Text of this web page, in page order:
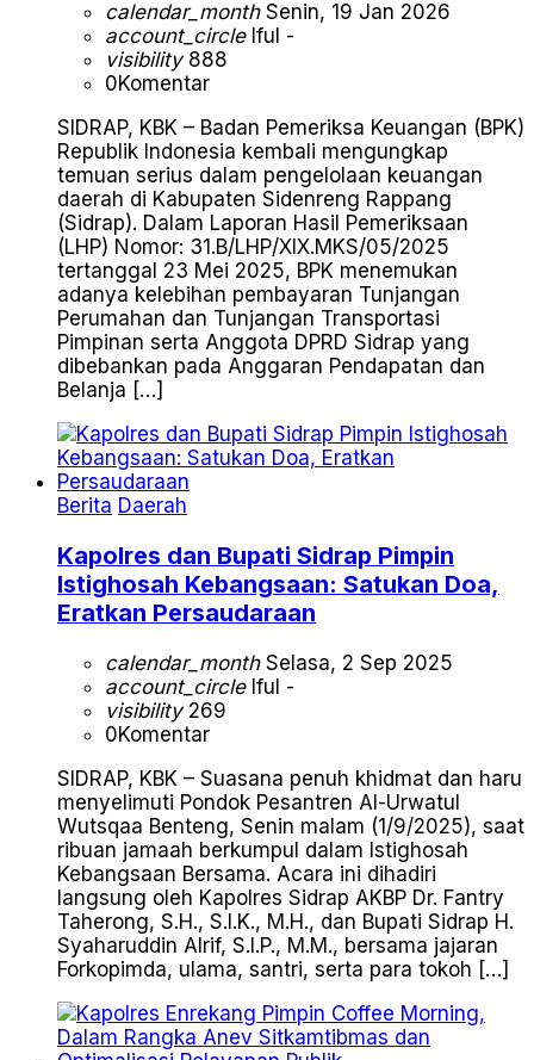
calendar_monthSenin, 19 Jan 2026
account_circleIful -
visibility888
0Komentar
SIDRAP, KBK – Badan Pemeriksa Keuangan (BPK)
Republik Indonesia kembali mengungkap
temuan serius dalam pengelolaan keuangan
daerah di Kabupaten Sidenreng Rappang
(Sidrap). Dalam Laporan Hasil Pemeriksaan
(LHP) Nomor: 31.B/LHP/XIX.MKS/05/2025
tertanggal 23 Mei 2025, BPK menemukan
adanya kelebihan pembayaran Tunjangan
Perumahan dan Tunjangan Transportasi
Pimpinan serta Anggota DPRD Sidrap yang
dibebankan pada Anggaran Pendapatan dan
Belanja […]
Berita Daerah
Kapolres dan Bupati Sidrap Pimpin
Istighosah Kebangsaan: Satukan Doa,
Eratkan Persaudaraan
calendar_monthSelasa, 2 Sep 2025
account_circleIful -
visibility269
0Komentar
SIDRAP, KBK – Suasana penuh khidmat dan haru
menyelimuti Pondok Pesantren Al-Urwatul
Wutsqaa Benteng, Senin malam (1/9/2025), saat
ribuan jamaah berkumpul dalam Istighosah
Kebangsaan Bersama. Acara ini dihadiri
langsung oleh Kapolres Sidrap AKBP Dr. Fantry
Taherong, S.H., S.I.K., M.H., dan Bupati Sidrap H.
Syaharuddin Alrif, S.I.P., M.M., bersama jajaran
Forkopimda, ulama, santri, serta para tokoh […]